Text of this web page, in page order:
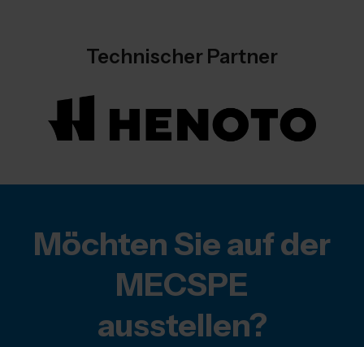
Technischer Partner
Möchten Sie auf der
MECSPE
ausstellen?